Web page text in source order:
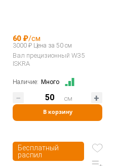
60 ₽/см
3000 ₽ Цена за 50 см
Вал прецизионный W35
ISKRA
Наличие: Много
В корзину
см
Бесплатный
распил